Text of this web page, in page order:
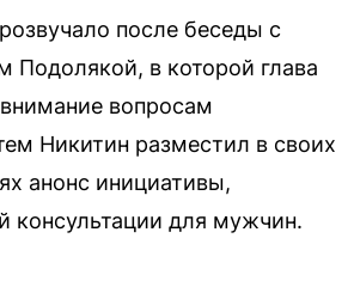
после беседы с
Подолякой, в которой глава
вопросам
Никитин разместил в своих
анонс инициативы,
консультации для мужчин.